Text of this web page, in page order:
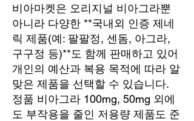
비아마켓은 오리지널 비아그라뿐
아니라 다양한 **국내외 인증 제네
릭 제품(예: 팔팔정, 센돔, 아그라,
구구정 등)**도 함께 판매하고 있어
개인의 예산과 복용 목적에 따라 알
맞은 제품을 선택할 수 있습니다.
정품 비아그라 100mg, 50mg 외에
도 부작용을 줄인 저용량 제품도 준